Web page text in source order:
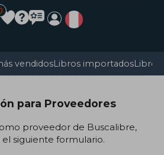
vendidosLibros importadosLibros
para Proveedores
proveedor de Buscalibre,
siguiente formulario.